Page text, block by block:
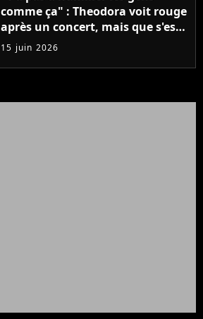
comme ça" : Theodora voit rouge
après un concert, mais que s'est-
il passé ?
15 juin 2026